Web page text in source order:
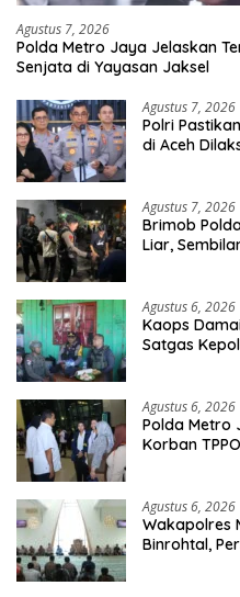
Agustus 7, 2026
Polda Metro Jaya Jelaskan
Senjata di Yayasan Jaksel
Agustus 7, 2026
Polri
di Aceh
Agustus 7, 2026
Brimob
Liar,
Agustus 6, 2026
Kaops
Satgas
Agustus 6, 2026
Polda Metro
Korban
Agustus 6, 2026
Wakapolres
Binrohtal,